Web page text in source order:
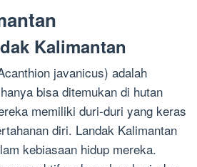
Kalimantan
javanicus) adalah
bisa ditemukan di hutan
memiliki duri-duri yang keras
diri. Landak Kalimantan
kebiasaan hidup mereka.